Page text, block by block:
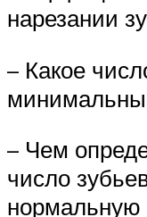
нарезании
– Какое
– Чем
число
нормальную